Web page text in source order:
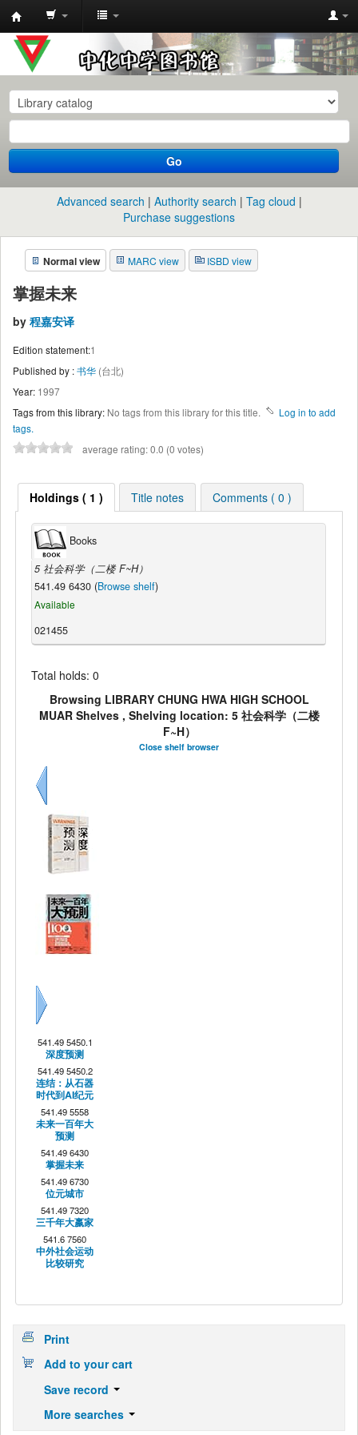
中
化
中
学
图
书
馆
目
录
Go
Advanced search Authority search
Tag cloud
Purchase suggestions
Normal view MARC view ISBD view
掌握未来
by 程嘉安译
Edition statement:1
Published by :书华 (台北)
Year: 1997
Tags from this library: No tags from this library for this title.
Log in to add
tags.
average rating: 0.0 (0 votes)
Holdings ( 1 ) Title notes Comments ( 0 )
Books
5 社会科学（二楼 F~H）
541.49 6430 (Browse shelf)
Available
021455
Total holds: 0
Browsing LIBRARY CHUNG HWA HIGH SCHOOL
MUAR Shelves , Shelving location: 5 社会科学（二楼
F~H）
Close shelf browser
Previous
541.49 5450.1
深度预测
541.49 5450.2
连结：从石器
时代到AI纪元
541.49 5558
未来一百年大
预测
541.49 6430
掌握未来
541.49 6730
位元城市
541.49 7320
三千年大嬴家
541.6 7560
中外社会运动
比较研究
Print
Add to your cart
Save record
More searches